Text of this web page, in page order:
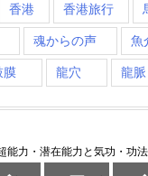
香港 香港旅行
魂からの声 魚
膜 龍穴 龍脈
能力・潜在能力と気功・功法